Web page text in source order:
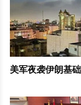
美军夜袭伊朗基